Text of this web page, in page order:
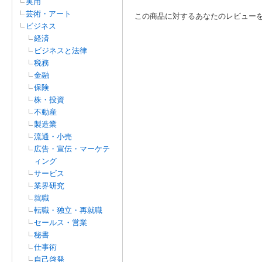
芸術・アート
ビジネス
経済
ビジネスと法律
税務
金融
保険
株・投資
不動産
製造業
流通・小売
広告・宣伝・マーケテ
ィング
サービス
業界研究
就職
転職・独立・再就職
セールス・営業
秘書
仕事術
自己啓発
この商品に対するあなたのレビュー